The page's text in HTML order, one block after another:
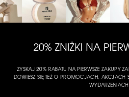
20% ZNIŻKI NA
ZYSKAJ 20% RABATU NA PIERWSZE ZAKUPY
DOWIESZ SIĘ TEŻ O PROMOCJACH, AKCJACH